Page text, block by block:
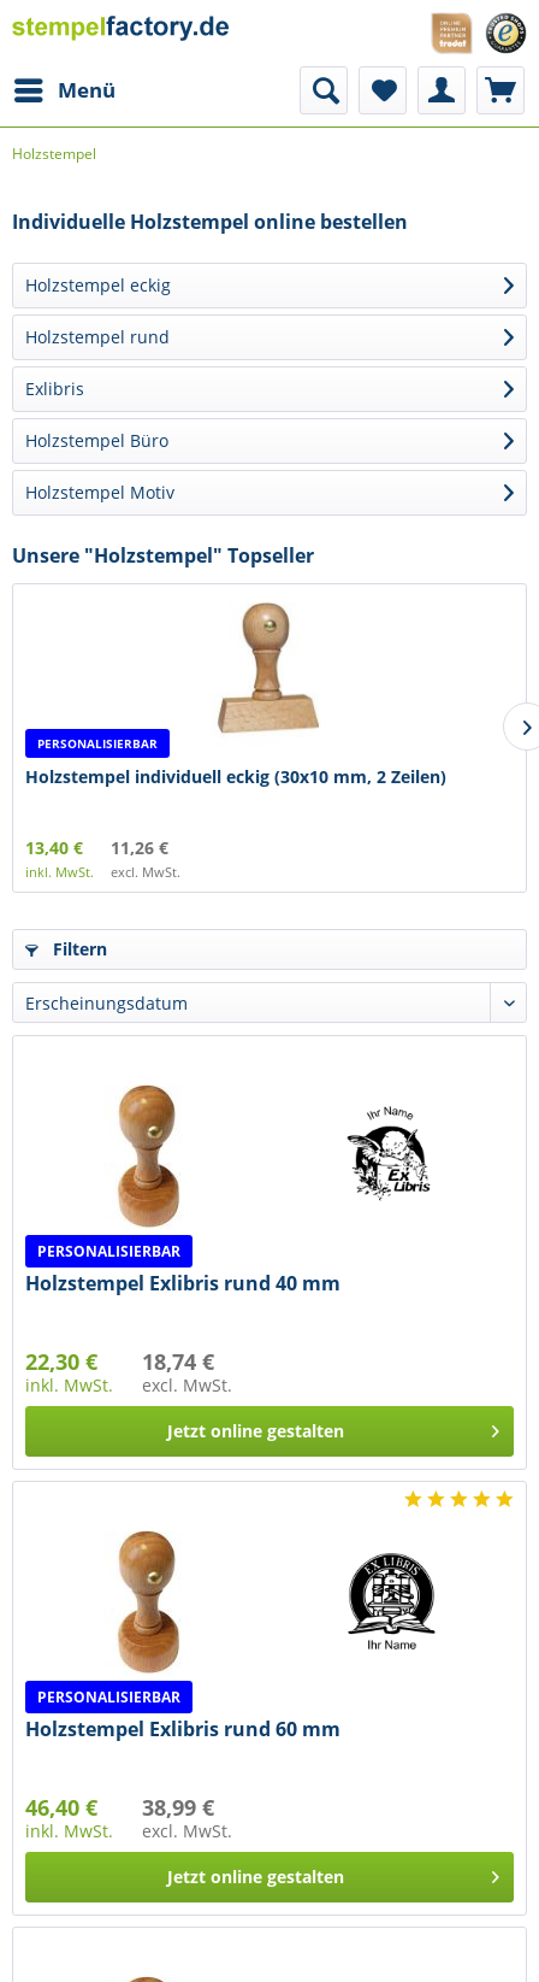
Menü
Holzstempel
Individuelle Holzstempel online bestellen
Holzstempel eckig
Holzstempel rund
Exlibris
Holzstempel Büro
Holzstempel Motiv
Unsere "Holzstempel" Topseller
PERSONALISIERBAR
Holzstempel individuell eckig (30x10 mm, 2 Zeilen)
13,40 €
inkl. MwSt.
11,26 €
excl. MwSt.
Filtern
PERSONALISIERBAR
Holzstempel Exlibris rund 40 mm
22,30 €
inkl. MwSt.
18,74 €
excl. MwSt.
Jetzt online gestalten
PERSONALISIERBAR
Holzstempel Exlibris rund 60 mm
46,40 €
inkl. MwSt.
38,99 €
excl. MwSt.
Jetzt online gestalten